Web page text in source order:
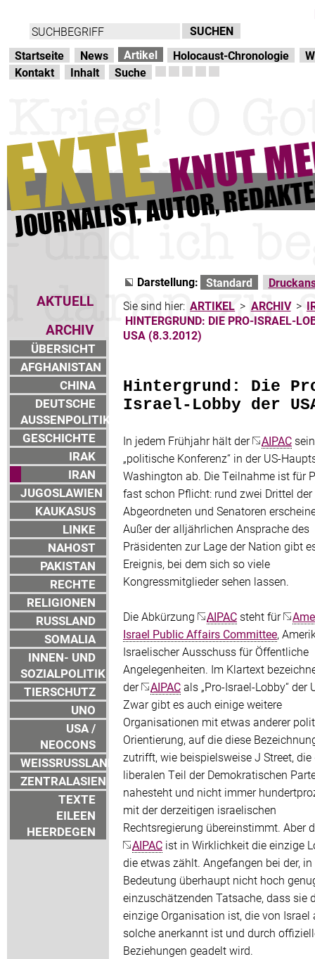
Startseite News Artikel Holocaust-Chronologie
Kontakt
Inhalt Suche
AKTUELL
ARCHIV
ÜBERSICHT
AFGHANISTAN
CHINA
DEUTSCHE
AUSSENPOLITIK
GESCHICHTE
IRAK
IRAN
JUGOSLAWIEN
KAUKASUS
LINKE
NAHOST
PAKISTAN
RECHTE
RELIGIONEN
RUSSLAND
SOMALIA
INNEN- UND
SOZIALPOLITIK
TIERSCHUTZ
UNO
USA /
NEOCONS
WEISSRUSSLAND
ZENTRALASIEN
TEXTE
EILEEN
HEERDEGEN
Darstellung: Standard
Sie sind hier: ARTIKEL > ARCHIV >
HINTERGRUND: DIE PRO-ISRAEL-
USA (8.3.2012)
Hintergrund: Die
Israel-Lobby der
In jedem Frühjahr hält der AIPAC
„politische Konferenz“ in der US-
Washington ab. Die Teilnahme ist für
fast schon Pflicht: rund zwei Drittel der
Abgeordneten und Senatoren
Außer der alljährlichen Ansprache des
Präsidenten zur Lage der Nation gibt
Ereignis, bei dem sich so viele
Kongressmitglieder sehen lassen.
Die Abkürzung AIPAC steht für
Israel Public Affairs Committee,
Israelischer Ausschuss für Öffentliche
Angelegenheiten. Im Klartext
der
AIPACals „Pro-Israel-Lobby“ der
Zwar gibt es auch einige weitere
Organisationen mit etwas anderer
Orientierung, auf die diese
zutrifft, wie beispielsweise J Street, die
liberalen Teil der Demokratischen
nahesteht und nicht immer
mit der derzeitigen israelischen
Rechtsregierung übereinstimmt. Aber
AIPAC ist in Wirklichkeit die einzige
die etwas zählt. Angefangen bei der, in
Bedeutung überhaupt nicht hoch
einzuschätzenden Tatsache, dass sie
einzige Organisation ist, die von Israel
solche anerkannt ist und durch
Beziehungen geadelt wird.